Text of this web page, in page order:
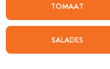
TOMAAT
SALADES
WEEKMENU
CHAT MET MAIA